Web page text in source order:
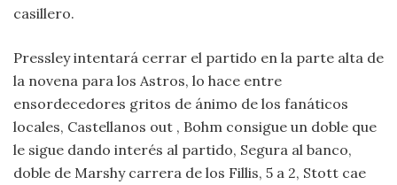
casillero.
Pressley intentará cerrar el partido en la parte alta de
la novena para los Astros, lo hace entre
ensordecedores gritos de ánimo de los fanáticos
locales, Castellanos out , Bohm consigue un doble que
le sigue dando interés al partido, Segura al banco,
doble de Marshy carrera de los Fillis, 5 a 2, Stott cae